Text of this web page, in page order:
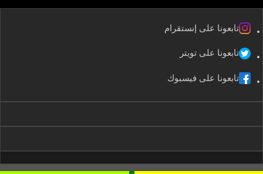
تابعونا على إنستقرام
تابعونا على تويتر
تابعونا على فيسبوك